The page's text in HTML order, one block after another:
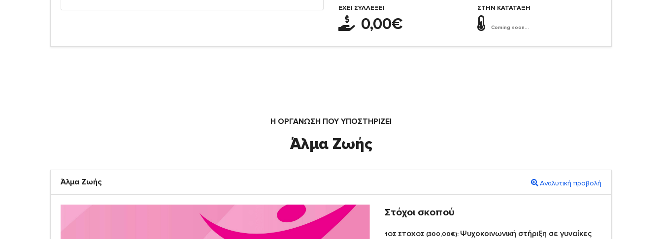
ΈΧΕΙ ΣΥΛΛΈΞΕΙ
0,00€
ΣΤΗΝ ΚΑΤΆΤΑΞΗ
Coming soon...
Η ΟΡΓΆΝΩΣΗ ΠΟΥ ΥΠΟΣΤΗΡΙΖΕΙ
Άλμα Ζωής
Άλμα Ζωής Αναλυτική προβολή
Στόχοι σκοπού
1ΟΣ ΣΤΟΧΟΣ (300,00€): Ψυχοκοινωνική στήριξη σε γυναίκες